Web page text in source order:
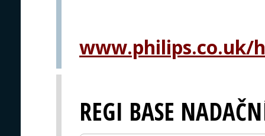
www.philips.co.uk/
REGI BASE